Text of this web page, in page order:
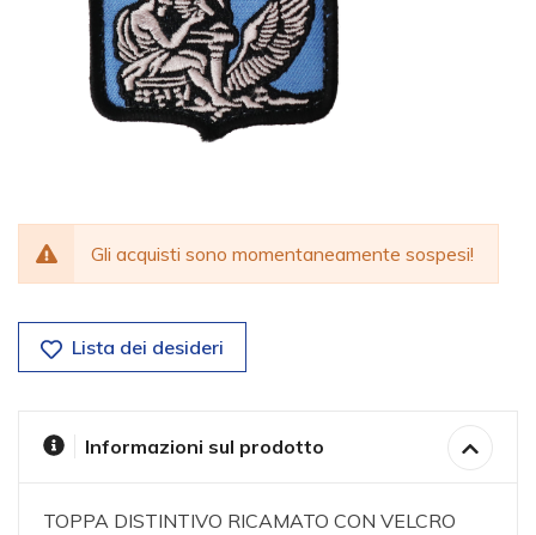
Gli acquisti sono momentaneamente sospesi!
Lista dei desideri
Informazioni sul prodotto
TOPPA DISTINTIVO RICAMATO CON VELCRO